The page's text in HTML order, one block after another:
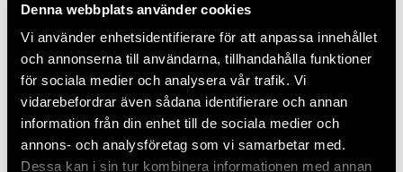
Denna webbplats använder cookies
Vi använder enhetsidentifierare för att anpassa innehållet
och annonserna till användarna, tillhandahålla funktioner
för sociala medier och analysera vår trafik. Vi
vidarebefordrar även sådana identifierare och annan
information från din enhet till de sociala medier och
annons- och analysföretag som vi samarbetar med.
Dessa kan i sin tur kombinera informationen med annan